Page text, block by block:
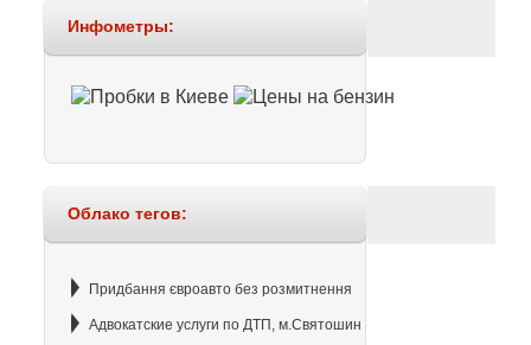
Инфометры:
Облако тегов:
Придбання євроавто без розмитнення
Адвокатские услуги по ДТП, м.Святошин